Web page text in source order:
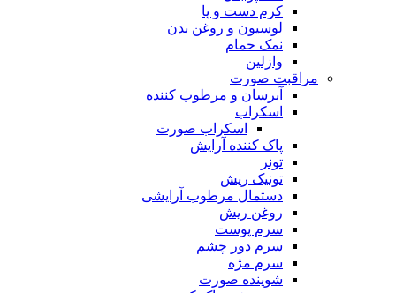
کرم دست و پا
لوسیون و روغن بدن
نمک حمام
وازلین
مراقبت صورت
آبرسان و مرطوب کننده
اسکراب
اسکراب صورت
پاک کننده آرایش
تونر
تونیک ریش
دستمال مرطوب آرایشی
روغن ریش
سرم پوست
سرم دور چشم
سرم مژه
شوینده صورت